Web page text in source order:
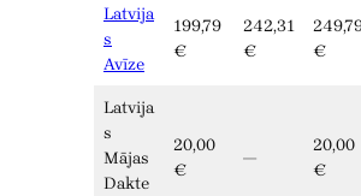
Latvija
s
Avīze
199,79
€
242,31
€
€
Latvija
s
Mājas
Dakte
20,00
€
—
20,00
€